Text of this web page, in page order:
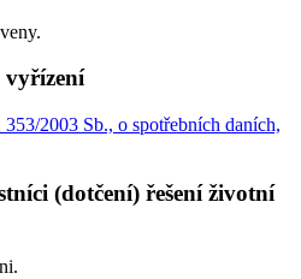
vyřízení
353/2003 Sb., o spotřebních daních,
(dotčení) řešení životní